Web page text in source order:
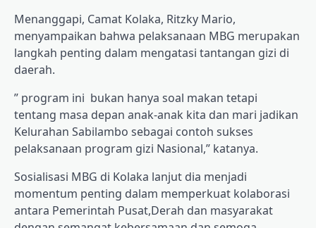
Menanggapi, Camat Kolaka, Ritzky Mario,
menyampaikan bahwa pelaksanaan MBG merupakan
langkah penting dalam mengatasi tantangan gizi di
daerah.
” program ini bukan hanya soal makan tetapi
tentang masa depan anak-anak kita dan mari jadikan
Kelurahan Sabilambo sebagai contoh sukses
pelaksanaan program gizi Nasional,” katanya.
Sosialisasi MBG di Kolaka lanjut dia menjadi
momentum penting dalam memperkuat kolaborasi
antara Pemerintah Pusat,Derah dan masyarakat